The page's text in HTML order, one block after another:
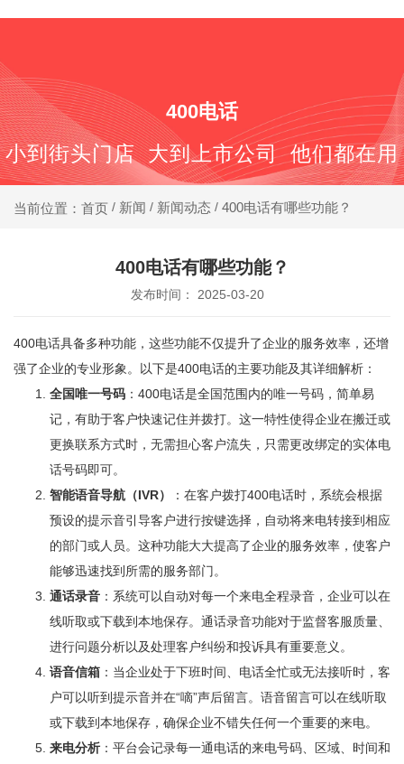
400电话
小到街头门店 大到上市公司 他们都在用
当前位置：首页 / 新闻 / 新闻动态 / 400电话有哪些功能？
400电话有哪些功能？
发布时间： 2025-03-20
400电话具备多种功能，这些功能不仅提升了企业的服务效率，还增
强了企业的专业形象。以下是400电话的主要功能及其详细解析：
全国唯一号码 ：400电话是全国范围内的唯一号码，简单易
记，有助于客户快速记住并拨打。这一特性使得企业在搬迁或
更换联系方式时，无需担心客户流失，只需更改绑定的实体电
话号码即可。
智能语音导航（IVR）
：在客户拨打400电话时，系统会根据
预设的提示音引导客户进行按键选择，自动将来电转接到相应
的部门或人员。这种功能大大提高了企业的服务效率，使客户
能够迅速找到所需的服务部门。
通话录音 ：系统可以自动对每一个来电全程录音，企业可以在
线听取或下载到本地保存。通话录音功能对于监督客服质量、
进行问题分析以及处理客户纠纷和投诉具有重要意义。
语音信箱 ：当企业处于下班时间、电话全忙或无法接听时，客
户可以听到提示音并在“嘀”声后留言。语音留言可以在线听取
或下载到本地保存，确保企业不错失任何一个重要的来电。
来电分析 ：平台会记录每一通电话的来电号码、区域、时间和